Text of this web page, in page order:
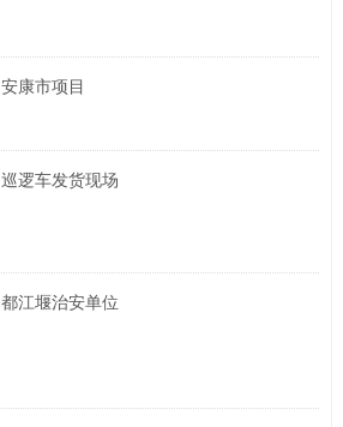
安康市项目
巡逻车发货现场
都江堰治安单位